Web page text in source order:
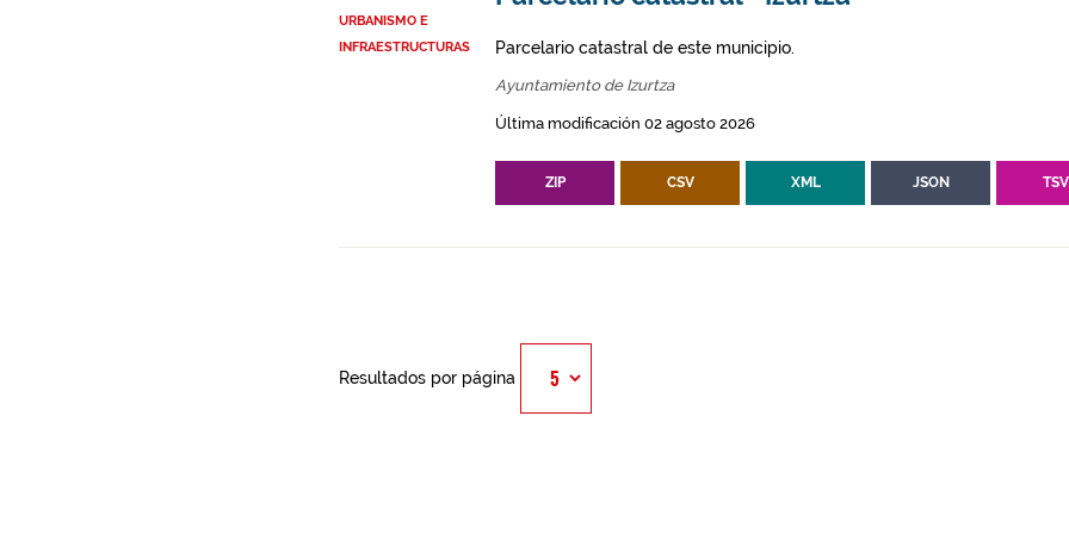
URBANISMO E
INFRAESTRUCTURAS
Parcelario catastral de este municipio.
Ayuntamiento de Izurtza
Última modificación 02 agosto 2026
ZIP CSV XML JSON TSV
Resultados por página